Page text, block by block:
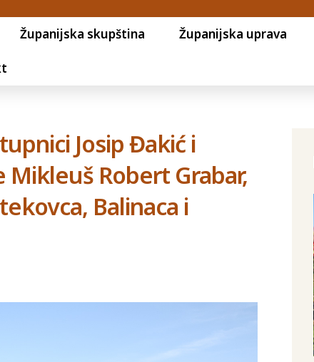
Županijska skupština Županijska uprava
Josip Đakić i
Robert Grabar,
Balinaca i